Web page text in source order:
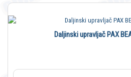
Daljinski upravljač PAX